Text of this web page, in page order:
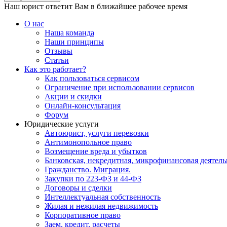
Наш юрист ответит Вам в ближайшее рабочее время
О нас
Наша команда
Наши принципы
Отзывы
Статьи
Как это работает?
Как пользоваться сервисом
Ограничение при использовании сервисов
Акции и скидки
Онлайн-консультация
Форум
Юридические услуги
Автоюрист, услуги перевозки
Антимонопольное право
Возмещение вреда и убытков
Банковская, некредитная, микрофинансовая
Гражданство. Миграция.
Закупки по 223-ФЗ и 44-ФЗ
Договоры и сделки
Интеллектуальная собственность
Жилая и нежилая недвижимость
Корпоративное право
Заем, кредит, расчеты